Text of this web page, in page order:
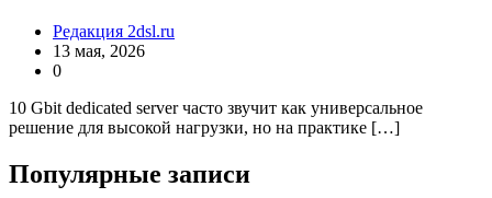
Редакция 2dsl.ru
13 мая, 2026
0
10 Gbit dedicated server часто звучит как универсальное
решение для высокой нагрузки, но на практике […]
Популярные записи